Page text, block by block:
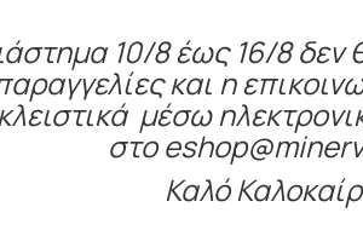
10/8 έως 16/8
και η
μέσω
στο
Καλό